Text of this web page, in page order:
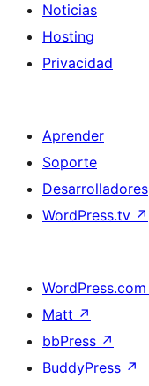
Noticias
Hosting
Privacidad
Aprender
Soporte
Desarrolladores
WordPress.tv ↗
WordPress.com
Matt ↗
bbPress ↗
BuddyPress ↗